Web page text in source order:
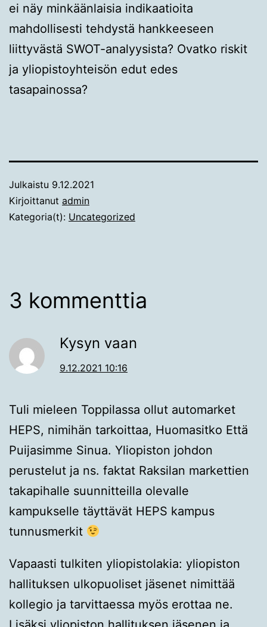
ei näy minkäänlaisia indikaatioita
mahdollisesti tehdystä hankkeeseen
liittyvästä SWOT-analyysista? Ovatko riskit
ja yliopistoyhteisön edut edes
tasapainossa?
Julkaistu 9.12.2021
Kirjoittanut admin
Kategoria(t): Uncategorized
3 kommenttia
Kysyn vaan
9.12.2021 10:16
Tuli mieleen Toppilassa ollut automarket
HEPS, nimihän tarkoittaa, Huomasitko Että
Puijasimme Sinua. Yliopiston johdon
perustelut ja ns. faktat Raksilan markettien
takapihalle suunnitteilla olevalle
kampukselle täyttävät HEPS kampus
tunnusmerkit
Vapaasti tulkiten yliopistolakia: yliopiston
hallituksen ulkopuoliset jäsenet nimittää
kollegio ja tarvittaessa myös erottaa ne.